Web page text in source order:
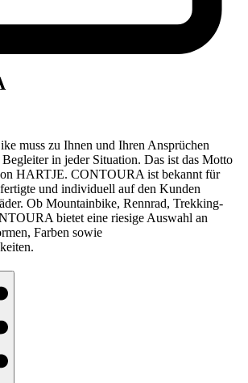
muss zu Ihnen und Ihren Ansprüchen
in jeder Situation. Das ist das Motto
HARTJE. CONTOURA ist bekannt für
und individuell auf den Kunden
Ob Mountainbike, Rennrad, Trekking-
bietet eine riesige Auswahl an
Farben sowie